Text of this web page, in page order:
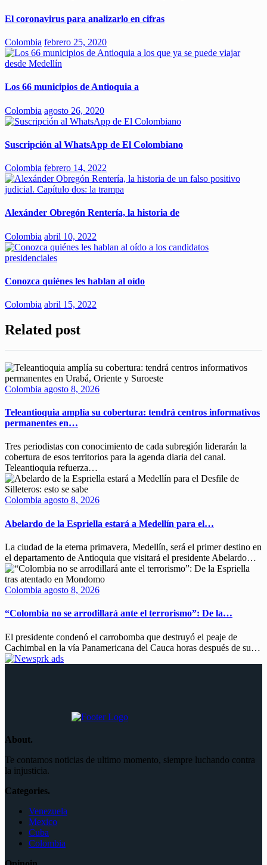
El coronavirus para analizarlo en cifras
Colombia febrero 25, 2020
Los 66 municipios de Antioquia a
Colombia agosto 26, 2020
Suscripción al WhatsApp de El Colombiano
Colombia febrero 14, 2022
Alexánder Obregón Rentería, la historia de
Colombia abril 10, 2022
Conozca quiénes les hablan al oído
Colombia abril 15, 2022
Related post
Colombia agosto 8, 2026
Teleantioquia amplía su cobertura: tendrá centros informativos
permanentes en…
Tres periodistas con conocimiento de cada subregión liderarán la
cobertura de esos territorios para la agenda diaria del canal.
Teleantioquia refuerza…
Colombia agosto 8, 2026
Abelardo de la Espriella estará a Medellín para el…
La ciudad de la eterna primavera, Medellín, será el primer destino en
el departamento de Antioquia que visitará el presidente Abelardo…
Colombia agosto 8, 2026
“Colombia no se arrodillará ante el terrorismo”: De la…
El presidente condenó el carrobomba que destruyó el peaje de
Cachimbal en la vía Panamericana del Cauca horas después de su…
About.
Te contamos noticias de ultimo momento, siempre luchando contra
la injusticia.
Categories.
Venezuela
Mexico
Cuba
Colombia